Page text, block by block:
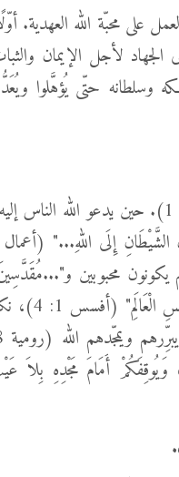
على محبّة الله العهدية.
لأجل الإيمان
وسلطانه حتّى يُؤهَّلوا
يوجِّه يهوذا رسالته إلى "الْمَدْعُوِّينَ" (يهوذا 1).
يكونون محبوبين
1). ولأنّ
أَمَامَ مَجْدِهِ بِلاَ